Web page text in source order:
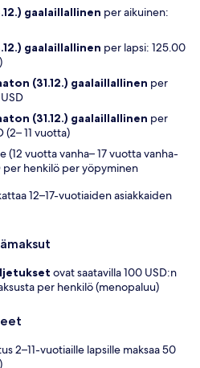
gaalaillallinen per aikuinen:
gaalaillallinen per lapsi: 125.00
(31.12.) gaalaillallinen per
(31.12.) gaalaillallinen per
(2– 11 vuotta)
(12 vuotta vanha– 17 vuotta vanha-
per henkilö per yöpyminen
12–17-vuotiaiden asiakkaiden
ovat saatavilla 100 USD:n
per henkilö (menopaluu)
2–11-vuotiaille lapsille maksaa 50